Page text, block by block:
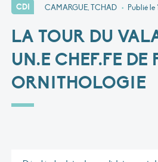
CDI CAMARGUE, TCHAD • Publié le
LA TOUR DU
UN.E CHEF.FE DE
ORNITHOLOGIE